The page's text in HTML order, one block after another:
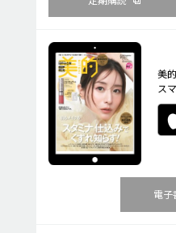
美
ス
電子